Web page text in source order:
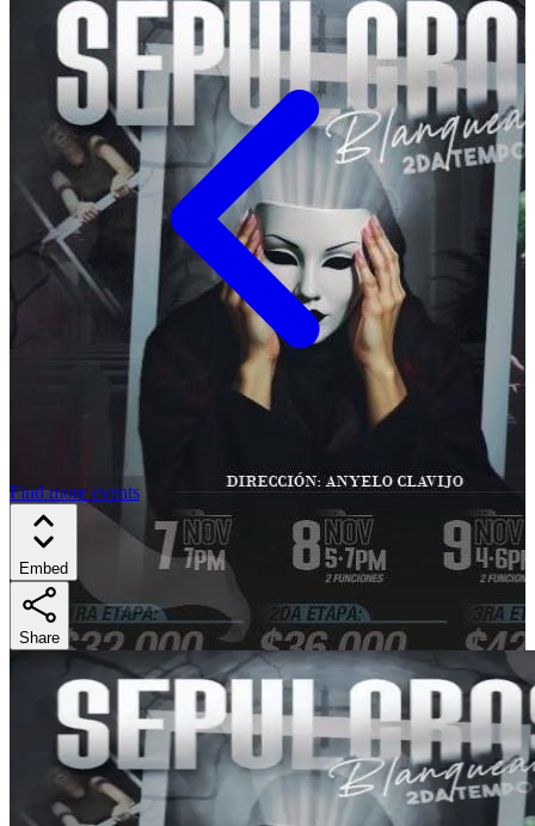
Find more events
Embed
Share